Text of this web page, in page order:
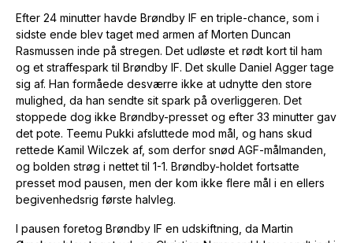
Efter 24 minutter havde Brøndby IF en triple-chance, som i
sidste ende blev taget med armen af Morten Duncan
Rasmussen inde på stregen. Det udløste et rødt kort til ham
og et straffespark til Brøndby IF. Det skulle Daniel Agger tage
sig af. Han formåede desværre ikke at udnytte den store
mulighed, da han sendte sit spark på overliggeren. Det
stoppede dog ikke Brøndby-presset og efter 33 minutter gav
det pote. Teemu Pukki afsluttede mod mål, og hans skud
rettede Kamil Wilczek af, som derfor snød AGF-målmanden,
og bolden strøg i nettet til 1-1. Brøndby-holdet fortsatte
presset mod pausen, men der kom ikke flere mål i en ellers
begivenhedsrig første halvleg.
I pausen foretog Brøndby IF en udskiftning, da Martin